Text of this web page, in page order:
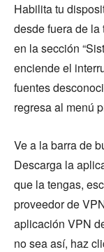
Habilita tu
desde fuera de
en la sección
enciende el
fuentes
regresa al menú
Ve a la barra de
Descarga la
que la tengas,
proveedor de
aplicación VPN
no sea así, haz